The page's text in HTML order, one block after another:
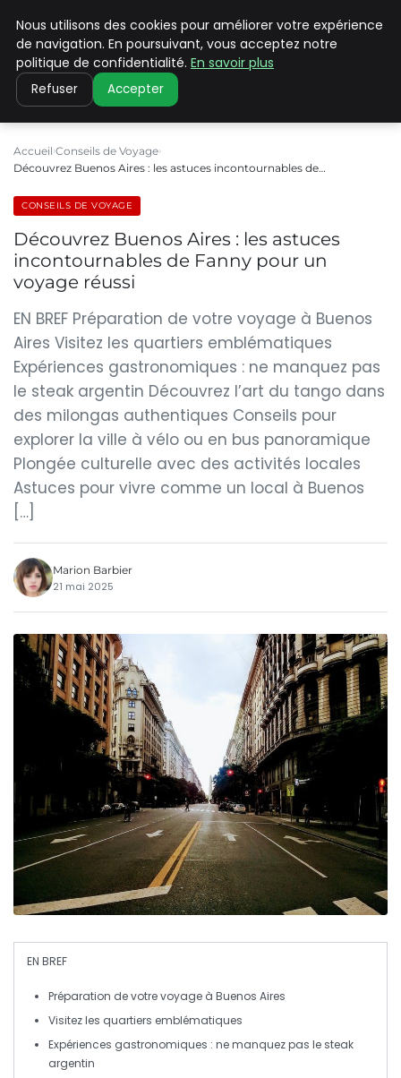
PILAT PATRIMOINES
Accueil Conseils de Voyage
Découvrez Buenos Aires : les astuces incontournables de…
CONSEILS DE VOYAGE
Découvrez Buenos Aires : les astuces
incontournables de Fanny pour un
voyage réussi
EN BREF Préparation de votre voyage à Buenos
Aires Visitez les quartiers emblématiques
Expériences gastronomiques : ne manquez pas
le steak argentin Découvrez l’art du tango dans
des milongas authentiques Conseils pour
explorer la ville à vélo ou en bus panoramique
Plongée culturelle avec des activités locales
Astuces pour vivre comme un local à Buenos
[…]
Marion Barbier
21 mai 2025
EN BREF
Préparation de votre voyage à Buenos Aires
Visitez les quartiers emblématiques
Expériences gastronomiques : ne manquez pas le steak
argentin
Nous utilisons des cookies pour améliorer votre expérience
de navigation. En poursuivant, vous acceptez notre
politique de confidentialité. En savoir plus
Refuser Accepter